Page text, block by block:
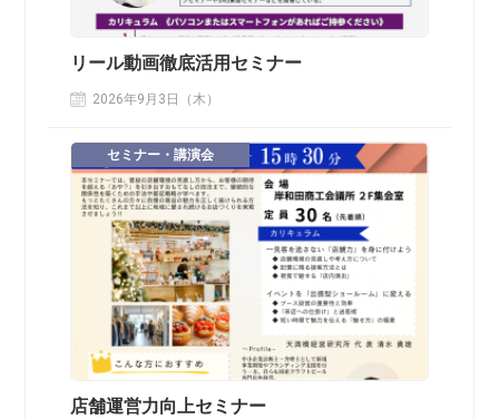
リール動画徹底活用セミナー
2026年9月3日（木）
セミナー・講演会
店舗運営力向上セミナー